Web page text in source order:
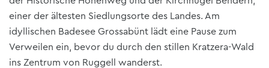
einer der ältesten Siedlungsorte des Landes. Am
idyllischen Badesee Grossabünt lädt eine Pause zum
Verweilen ein, bevor du durch den stillen Kratzera-Wald
ins Zentrum von Ruggell wanderst.